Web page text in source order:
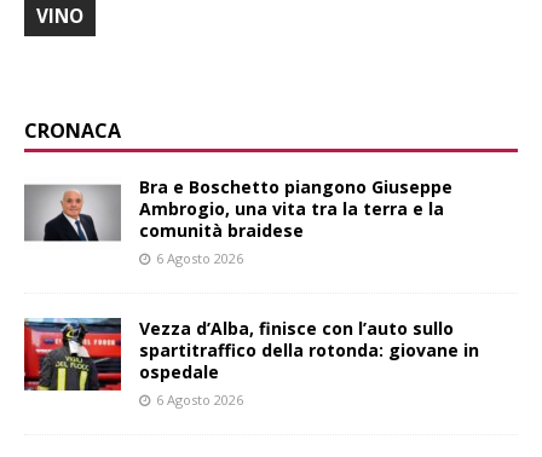
VINO
CRONACA
Bra e Boschetto piangono Giuseppe
Ambrogio, una vita tra la terra e la
comunità braidese
6 Agosto 2026
Vezza d’Alba, finisce con l’auto sullo
spartitraffico della rotonda: giovane in
ospedale
6 Agosto 2026